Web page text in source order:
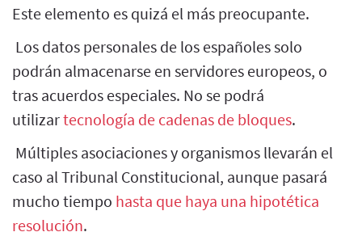
Este elemento es quizá el más preocupante.
Los datos personales de los españoles solo
podrán almacenarse en servidores europeos, o
tras acuerdos especiales. No se podrá
utilizartecnología de cadenas de bloques.
Múltiples asociaciones y organismos llevarán el
caso al Tribunal Constitucional, aunque pasará
mucho tiempo hasta que haya una hipotética
resolución.